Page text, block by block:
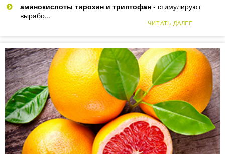
аминокислоты тирозин и триптофан - стимулируют
вырабо...
ЧИТАТЬ ДАЛЕЕ